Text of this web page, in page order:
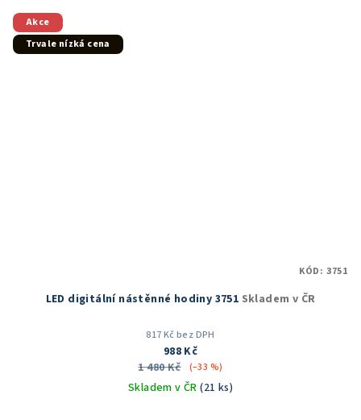
Akce
Trvale nízká cena
LED digitální nástěnné hodiny 3751 Skladem v ČR
817 Kč bez DPH
988 Kč
1 480 Kč
(–33 %)
Skladem v ČR(21 ks)
KÓD: 3751